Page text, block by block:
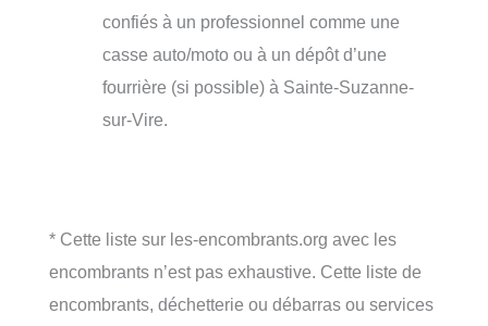
confiés à un professionnel comme une
casse auto/moto ou à un dépôt d’une
fourrière (si possible) à Sainte-Suzanne-
sur-Vire.
* Cette liste sur les-encombrants.org avec les
encombrants n’est pas exhaustive. Cette liste de
encombrants, déchetterie ou débarras ou services